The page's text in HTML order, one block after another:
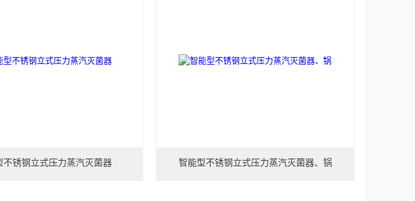
不锈钢立式压力蒸汽灭菌器 智能型不锈钢立式压力蒸汽灭菌器、锅